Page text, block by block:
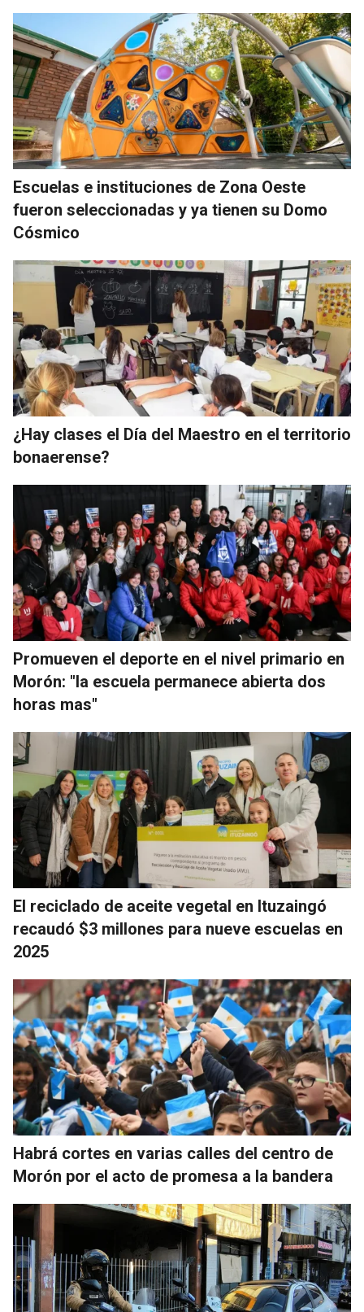
Escuelas e instituciones de Zona Oeste
fueron seleccionadas y ya tienen su Domo
Cósmico
¿Hay clases el Día del Maestro en el territorio
bonaerense?
Promueven el deporte en el nivel primario en
Morón: "la escuela permanece abierta dos
horas mas"
El reciclado de aceite vegetal en Ituzaingó
recaudó $3 millones para nueve escuelas en
2025
Habrá cortes en varias calles del centro de
Morón por el acto de promesa a la bandera